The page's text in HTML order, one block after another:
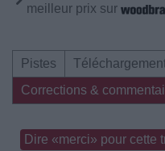
meilleur prix sur
Pistes
Corrections &
Dire «merci» pour cette